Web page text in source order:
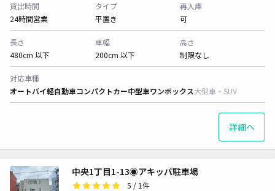
貸出時間
24時間営業
タイプ
平置き
再入庫
可
長さ
480cm 以下
車幅
200cm 以下
高さ
制限なし
対応車種
オートバイ軽自動車コンパクトカー中型車ワンボックス大型車・SUV
詳細へ
中央1丁目1-13◉アキッパ駐車場
5 / 1件